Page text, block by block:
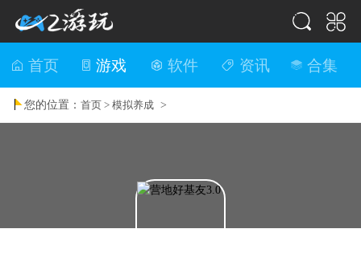
首页 游戏 软件 资讯 合集
您的位置：首页 >模拟养成 >